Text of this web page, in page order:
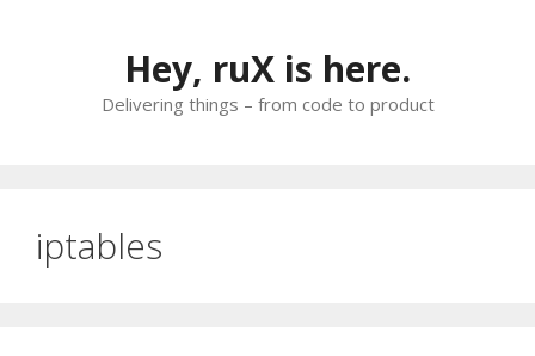
Hey, ruX is here.
Delivering things – from code to product
iptables